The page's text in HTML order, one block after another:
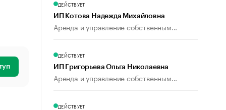
ДЕЙСТВУЕТ
ИП Котова Надежда Михайловна
Аренда и управление собственным...
ДЕЙСТВУЕТ
ИП Григорьева Ольга Николаевна
Аренда и управление собственным...
ДЕЙСТВУЕТ